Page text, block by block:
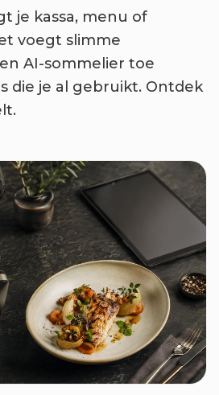
je kassa, menu of
voegt slimme
AI-sommelier toe
die je al gebruikt. Ontdek